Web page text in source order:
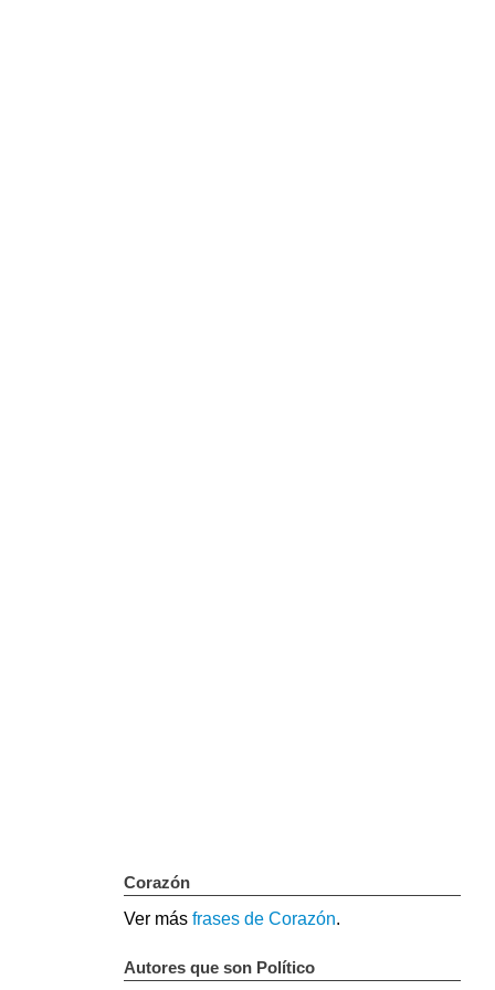
Corazón
Ver más frases de Corazón.
Autores que son Político